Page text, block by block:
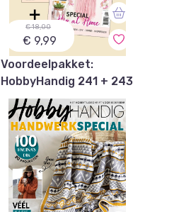
€ 18,00
€ 9,99
Voordeelpakket:
HobbyHandig 241 + 243